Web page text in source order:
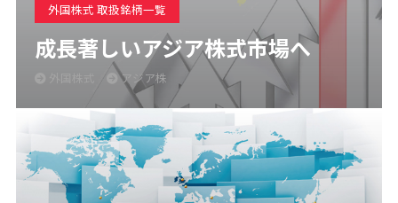
外国株式 取扱銘柄一覧
成長著しいアジア株式市場へ
アジア株